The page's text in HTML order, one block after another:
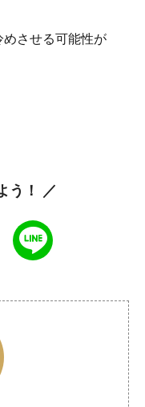
させる可能性が
う！ ／